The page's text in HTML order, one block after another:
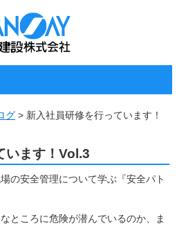
グ > 新入社員研修を行っています！
います！Vol.3
の安全管理について学ぶ『安全パト
ところに危険が潜んでいるのか、ま